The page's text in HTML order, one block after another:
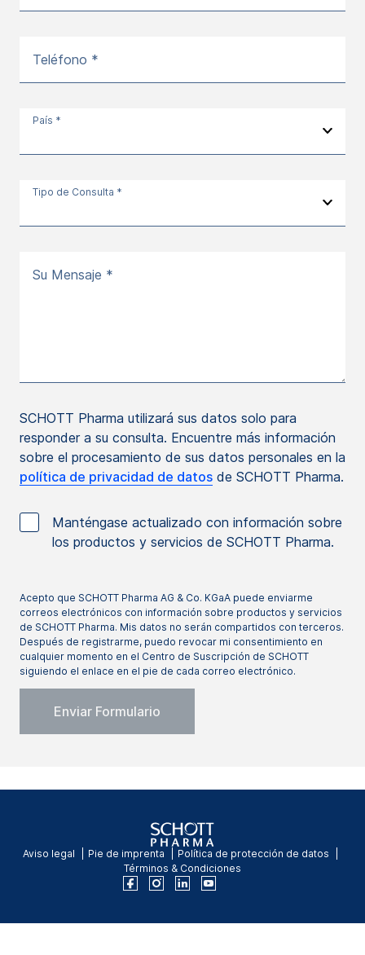
Teléfono *
País *
Tipo de Consulta *
Su Mensaje *
SCHOTT Pharma utilizará sus datos solo para
responder a su consulta. Encuentre más información
sobre el procesamiento de sus datos personales en la
política de privacidad de datos de SCHOTT Pharma.
Manténgase actualizado con información sobre
los productos y servicios de SCHOTT Pharma.
Acepto que SCHOTT Pharma AG & Co. KGaA puede enviarme
correos electrónicos con información sobre productos y servicios
de SCHOTT Pharma. Mis datos no serán compartidos con terceros.
Después de registrarme, puedo revocar mi consentimiento en
cualquier momento en el Centro de Suscripción de SCHOTT
siguiendo el enlace en el pie de cada correo electrónico.
Aviso legal Pie de imprenta
Política de protección de datos
Términos & Condiciones